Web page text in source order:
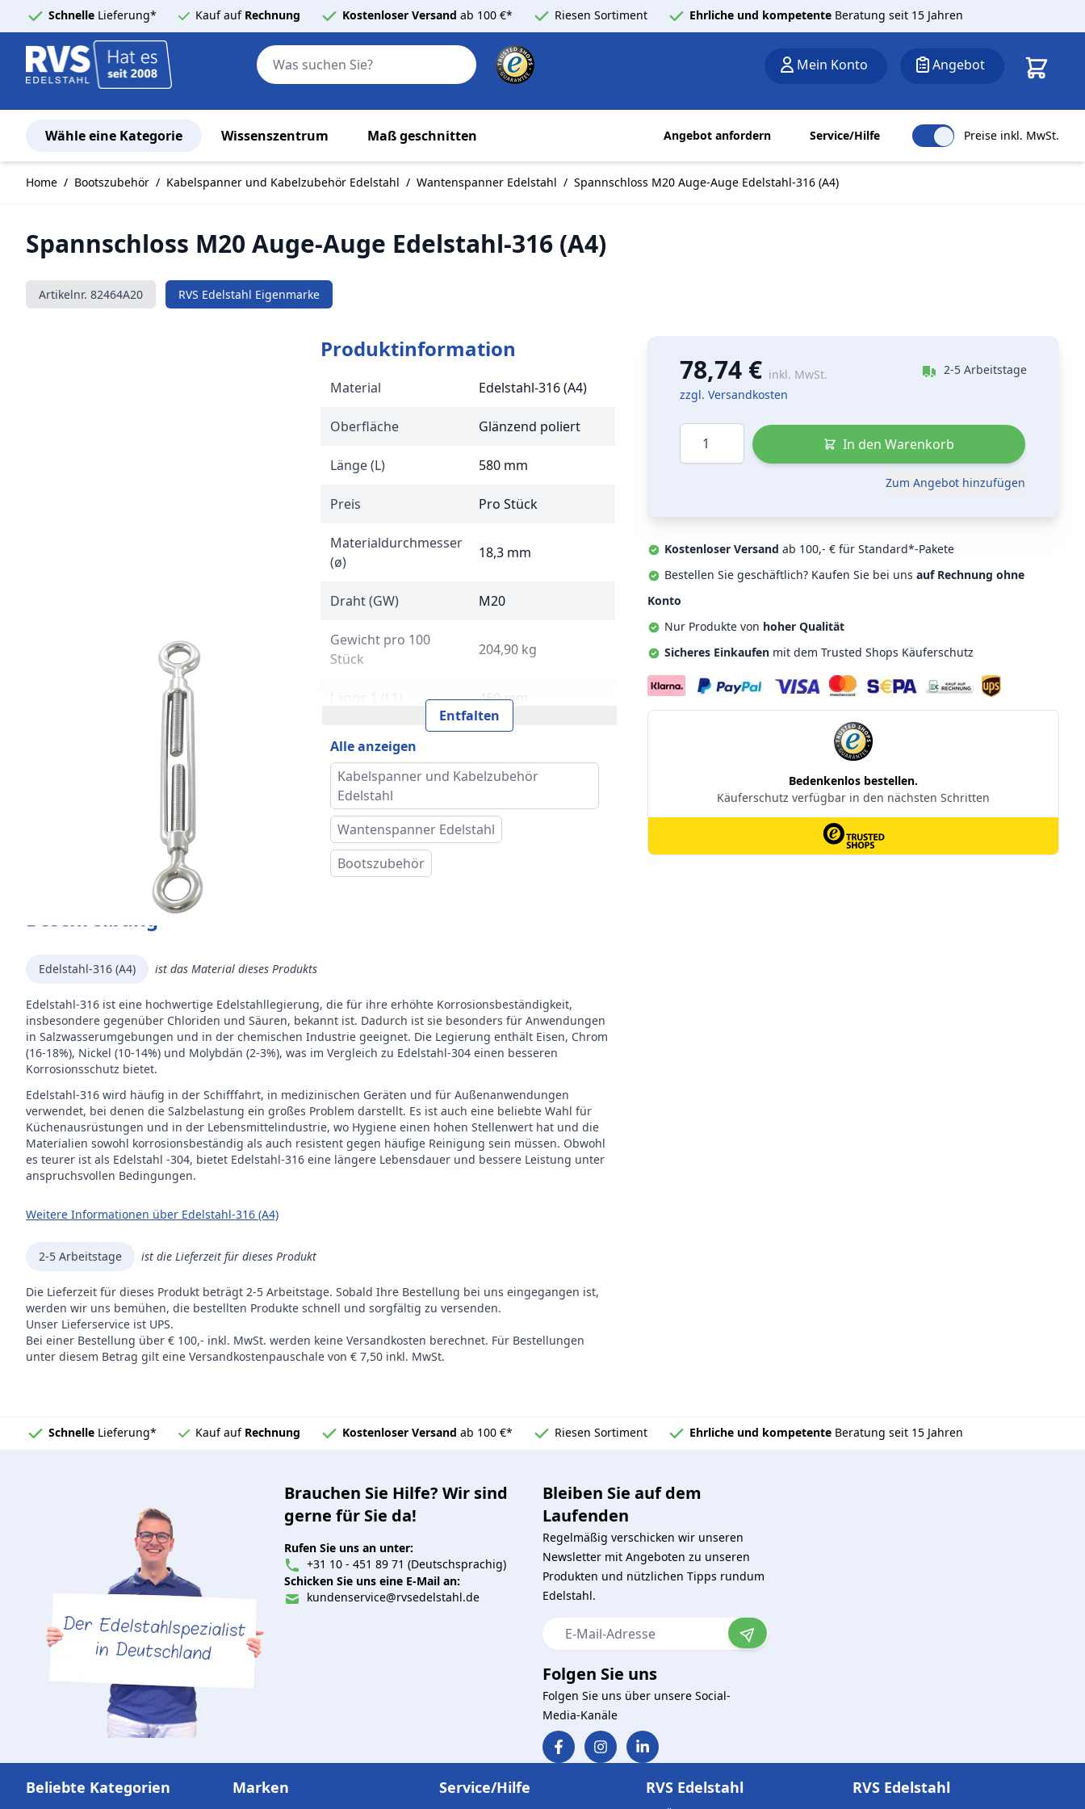
Schnelle Lieferung* Kauf auf Rechnung Kostenloser Versand ab 100 €* Riesen Sortiment Ehrliche und kompetente Beratung seit 15 Jahren
Search
Mein Konto Angebot
Wähle eine Kategorie Wissenszentrum Maß geschnitten Angebot anfordern Service/Hilfe Preise inkl. MwSt.
Home / Bootszubehör / Kabelspanner und Kabelzubehör Edelstahl / Wantenspanner Edelstahl / Spannschloss M20 Auge-Auge Edelstahl-316 (A4)
Spannschloss M20 Auge-Auge Edelstahl-316 (A4)
Artikelnr. 82464A20 RVS Edelstahl Eigenmarke
Produktinformation
Material Edelstahl-316 (A4)
Oberfläche Glänzend poliert
Länge (L) 580 mm
Preis Pro Stück
Materialdurchmesser
(ø)
18,3 mm
Draht (GW) M20
Gewicht pro 100
Stück
204,90 kg
Länge 1 (L1) 460 mm
3600 kg
Drahttyp Metrisches Gewinde
Innendurchmesser
(iD)
30 mm
Marke
Entfalten
Alle anzeigen
Kabelspanner und Kabelzubehör
Edelstahl
Wantenspanner Edelstahl
Bootszubehör
Beschreibung
Edelstahl-316 (A4) ist das Material dieses Produkts
Edelstahl-316 ist eine hochwertige Edelstahllegierung, die für ihre erhöhte Korrosionsbeständigkeit,
insbesondere gegenüber Chloriden und Säuren, bekannt ist. Dadurch ist sie besonders für Anwendungen
in Salzwasserumgebungen und in der chemischen Industrie geeignet. Die Legierung enthält Eisen, Chrom
(16-18%), Nickel (10-14%) und Molybdän (2-3%), was im Vergleich zu Edelstahl-304 einen besseren
Korrosionsschutz bietet.
Edelstahl-316 wird häufig in der Schifffahrt, in medizinischen Geräten und für Außenanwendungen
verwendet, bei denen die Salzbelastung ein großes Problem darstellt. Es ist auch eine beliebte Wahl für
Küchenausrüstungen und in der Lebensmittelindustrie, wo Hygiene einen hohen Stellenwert hat und die
Materialien sowohl korrosionsbeständig als auch resistent gegen häufige Reinigung sein müssen. Obwohl
es teurer ist als Edelstahl -304, bietet Edelstahl-316 eine längere Lebensdauer und bessere Leistung unter
anspruchsvollen Bedingungen.
Weitere Informationen über Edelstahl-316 (A4)
2-5 Arbeitstage ist die Lieferzeit für dieses Produkt
Die Lieferzeit für dieses Produkt beträgt 2-5 Arbeitstage. Sobald Ihre Bestellung bei uns eingegangen ist,
werden wir uns bemühen, die bestellten Produkte schnell und sorgfältig zu versenden.
Unser Lieferservice ist UPS.
Bei einer Bestellung über € 100,- inkl. MwSt. werden keine Versandkosten berechnet. Für Bestellungen
unter diesem Betrag gilt eine Versandkostenpauschale von € 7,50 inkl. MwSt.
78,74 € inkl. MwSt.
zzgl. Versandkosten
2-5 Arbeitstage
Menge
In den Warenkorb
Zum Angebot hinzufügen
Kostenloser Versand ab 100,- € für Standard*-Pakete
Bestellen Sie geschäftlich? Kaufen Sie bei uns auf Rechnung ohne
Konto
Nur Produkte von hoher Qualität
Sicheres Einkaufen mit dem Trusted Shops Käuferschutz
Schnelle Lieferung* Kauf auf Rechnung Kostenloser Versand ab 100 €* Riesen Sortiment Ehrliche und kompetente Beratung seit 15 Jahren
Brauchen Sie Hilfe? Wir sind
gerne für Sie da!
Rufen Sie uns an unter:
+31 10 - 451 89 71 (Deutschsprachig)
Schicken Sie uns eine E-Mail an:
kundenservice@rvsedelstahl.de
Bleiben Sie auf dem
Laufenden
Regelmäßig verschicken wir unseren
Newsletter mit Angeboten zu unseren
Produkten und nützlichen Tipps rundum
Edelstahl.
E-Mail-Adresse
Folgen Sie uns
Folgen Sie uns über unsere Social-
Media-Kanäle
Beliebte Kategorien Marken Service/Hilfe RVS Edelstahl RVS Edelstahl